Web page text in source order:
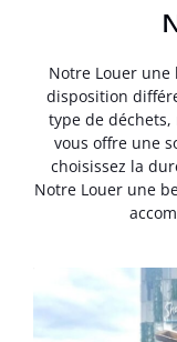
Notre Louer une
disposition
type de
vous offre une
choisissez la
Notre Louer une